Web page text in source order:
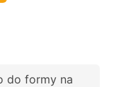
do formy na